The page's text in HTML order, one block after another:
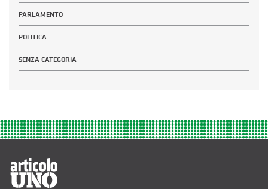
PARLAMENTO
POLITICA
SENZA CATEGORIA